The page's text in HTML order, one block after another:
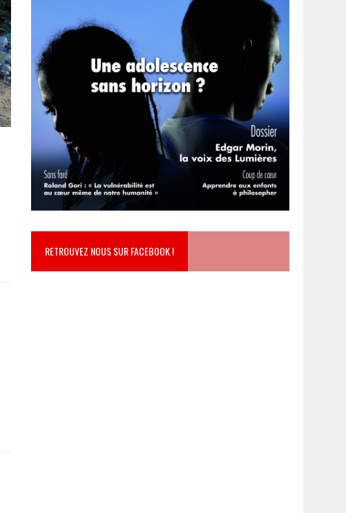
RETROUVEZ NOUS SUR FACEBOOK !